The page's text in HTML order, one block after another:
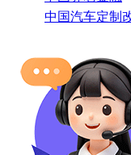
中国汽车定制